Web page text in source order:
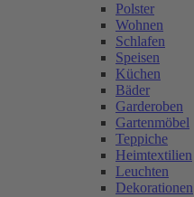
Polster
Wohnen
Schlafen
Speisen
Küchen
Bäder
Garderoben
Gartenmöbel
Teppiche
Heimtextilien
Leuchten
Dekorationen